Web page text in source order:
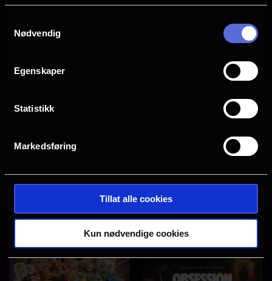
tjenestene deres.
Nødvendig
Egenskaper
Statistikk
Markedsføring
Tillat alle cookies
Kun nødvendige cookies
tider
Ice Cream Man